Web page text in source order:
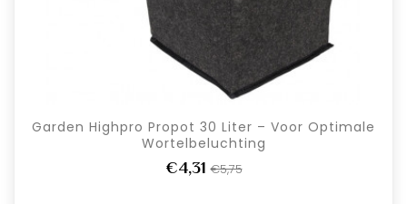
Garden Highpro Propot 30 Liter – Voor Optimale
Wortelbeluchting
€4,31 €5,75